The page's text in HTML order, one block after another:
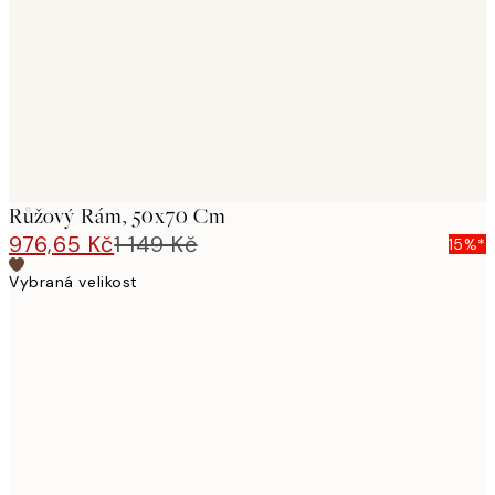
Růžový Rám, 50x70 Cm
976,65 Kč1 149 Kč
15%*
Vybraná velikost